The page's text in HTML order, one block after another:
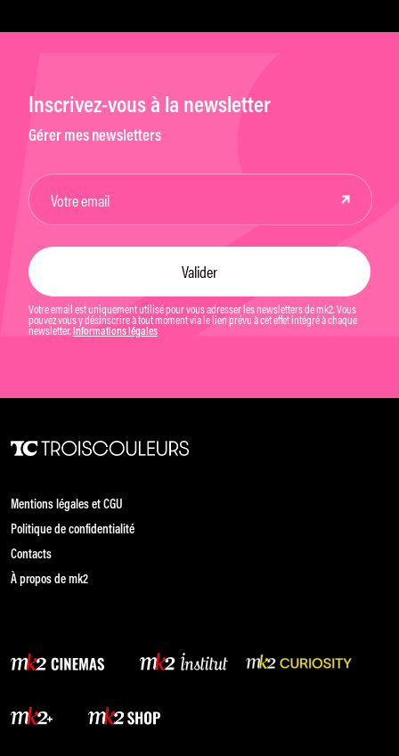
Inscrivez-vous à la newsletter
Gérer mes newsletters
Votre email est uniquement utilisé pour vous adresser les newsletters de mk2. Vous
pouvez vous y désinscrire à tout moment via le lien prévu à cet effet intégré à chaque
newsletter. Informations légales
Mentions légales et CGU
Politique de confidentialité
Contacts
À propos de mk2